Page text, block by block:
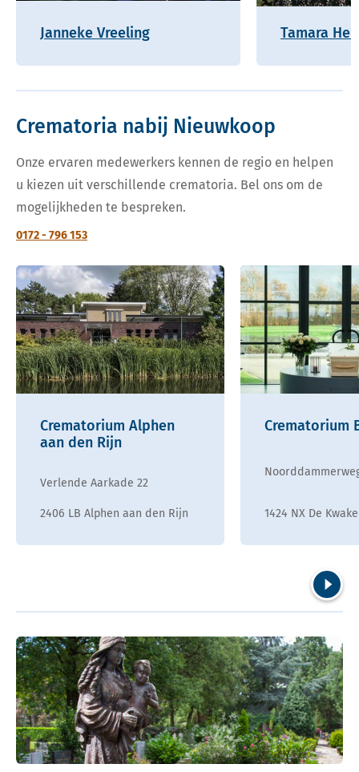
Janneke Vreeling Tamara
Crematoria nabij Nieuwkoop
Onze ervaren medewerkers kennen de regio en helpen
u kiezen uit verschillende crematoria. Bel ons om de
mogelijkheden te bespreken.
0172 - 796 153
Crematorium Alphen
aan den Rijn
Verlende Aarkade 22
2406 LB Alphen aan den Rijn
Crematorium
1424 NX De